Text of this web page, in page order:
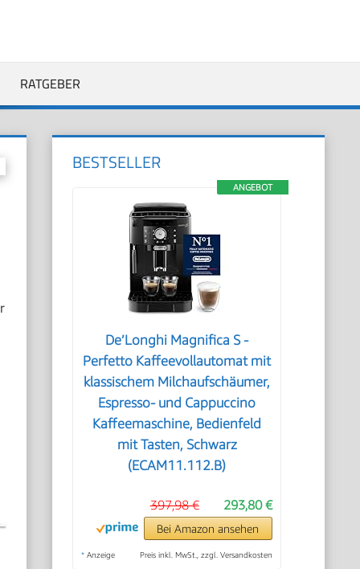
RATGEBER
BESTSELLER
ANGEBOT
De’Longhi Magnifica S -
Perfetto Kaffeevollautomat mit
klassischem Milchaufschäumer,
Espresso- und Cappuccino
Kaffeemaschine, Bedienfeld
mit Tasten, Schwarz
(ECAM11.112.B)
293,80 €
397,98 €
Bei Amazon ansehen
* Anzeige Preis inkl. MwSt., zzgl. Versandkosten